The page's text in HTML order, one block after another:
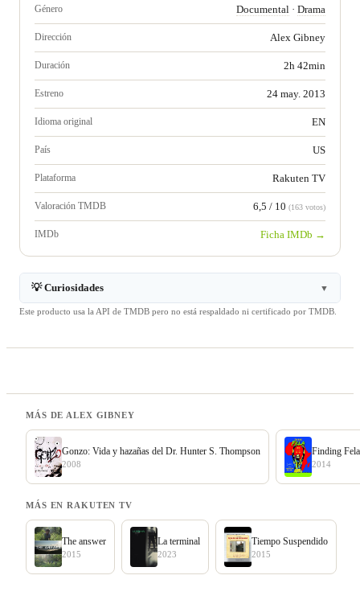
Género Documental · Drama
Dirección Alex Gibney
Duración 2h 42min
Estreno 24 may. 2013
Idioma original EN
País US
Plataforma Rakuten TV
Valoración TMDB 6,5 / 10 (163 votos)
IMDb Ficha IMDb →
💡 Curiosidades ▼
Este producto usa la API de TMDB pero no está respaldado ni certificado por TMDB.
MÁS DE ALEX GIBNEY
Gonzo: Vida y hazañas del Dr. Hunter S. Thompson
2008
Finding Fela
2014
MÁS EN RAKUTEN TV
The answer
2015
La terminal
2023
Tiempo Suspendido
2015